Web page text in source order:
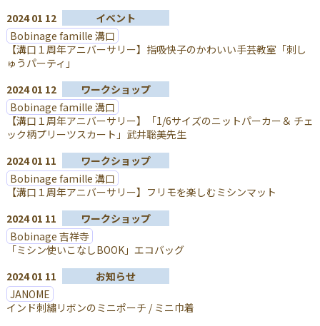
2024 01 12
イベント
Bobinage famille 溝口
【溝口１周年アニバーサリー】指吸快子のかわいい手芸教室「刺し
ゅうパーティ」
2024 01 12
ワークショップ
Bobinage famille 溝口
【溝口１周年アニバーサリー】「1/6サイズのニットパーカー＆ チェ
ック柄プリーツスカート」武井聡美先生
2024 01 11
ワークショップ
Bobinage famille 溝口
【溝口１周年アニバーサリー】フリモを楽しむミシンマット
2024 01 11
ワークショップ
Bobinage 吉祥寺
「ミシン使いこなしBOOK」エコバッグ
2024 01 11
お知らせ
JANOME
インド刺繡リボンのミニポーチ / ミニ巾着